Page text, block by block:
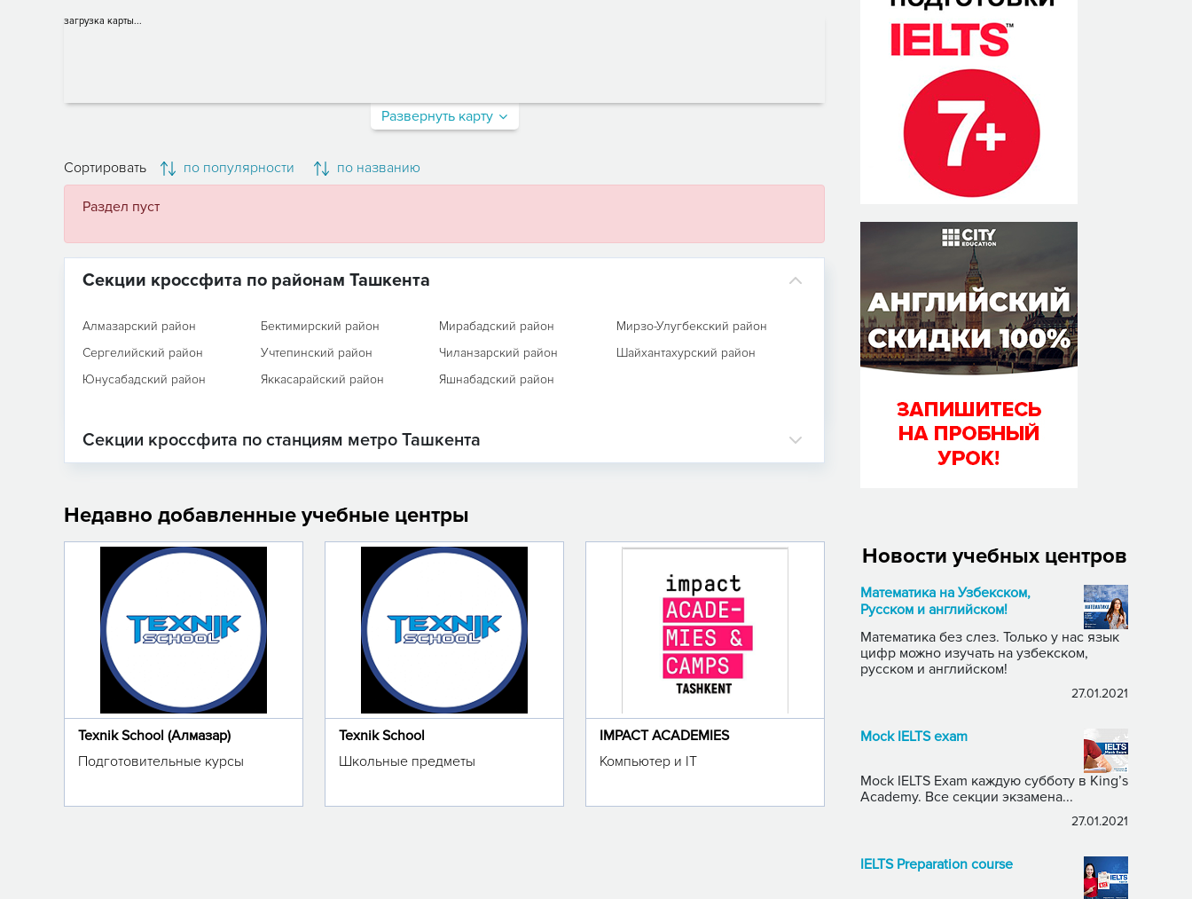
загрузка карты...
Развернуть карту
Сортировать по популярности по названию
Раздел пуст
Секции кроссфита по районам Ташкента
Алмазарский район Бектимирский район Мирабадский район
Мирзо-Улугбекский район
Сергелийский район
Учтепинский район Чиланзарский район
Шайхантахурский район
Юнусабадский район
Яккасарайский район Яшнабадский район
Секции кроссфита по станциям метро Ташкента
Недавно добавленные учебные центры
Texnik School (Алмазар)
Подготовительные курсы
Texnik School
Школьные предметы
IMPACT ACADEMIES
Компьютер и IT
Новости учебных центров
Математика на Узбекском,
Русском и английском!
Математика без слез. Только у нас язык
цифр можно изучать на узбекском,
русском и английском!
27.01.2021
Mock IELTS exam
Mock IELTS Exam каждую субботу в King’s
Academy. Все секции экзамена...
27.01.2021
IELTS Preparation course